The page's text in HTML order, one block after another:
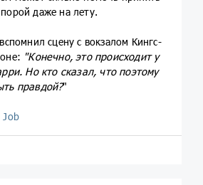
даже на лету.
сцену с вокзалом Кингс-
"Конечно, это происходит у
Но кто сказал, что поэтому
правдой?"
Job